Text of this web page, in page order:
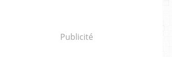
Publicité